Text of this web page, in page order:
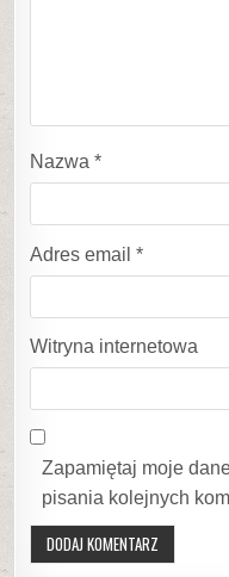
Nazwa*
Adres email*
Witryna internetowa
Zapamiętaj moje
pisania kolejnych